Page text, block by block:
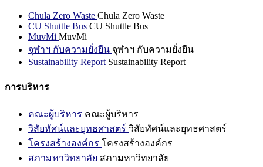
Chula Zero Waste Chula Zero Waste
CU Shuttle Bus CU Shuttle Bus
MuvMi MuvMi
จุฬาฯ กับความยั่งยืน จุฬาฯ กับความยั่งยืน
Sustainability Report Sustainability Report
การบริหาร
คณะผู้บริหาร คณะผู้บริหาร
วิสัยทัศน์และยุทธศาสตร์ วิสัยทัศน์และยุทธศาสตร์
โครงสร้างองค์กร โครงสร้างองค์กร
สภามหาวิทยาลัย สภามหาวิทยาลัย